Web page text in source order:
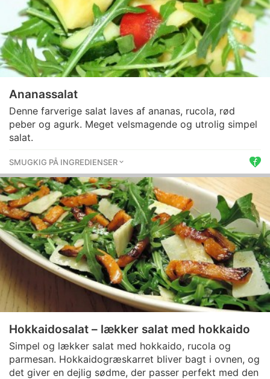
Ananassalat
Denne farverige salat laves af ananas, rucola, rød
peber og agurk. Meget velsmagende og utrolig simpel
salat.
SMUGKIG PÅ INGREDIENSER
Hokkaidosalat – lækker salat med hokkaido
Simpel og lækker salat med hokkaido, rucola og
parmesan. Hokkaidogræskarret bliver bagt i ovnen, og
det giver en dejlig sødme, der passer perfekt med den